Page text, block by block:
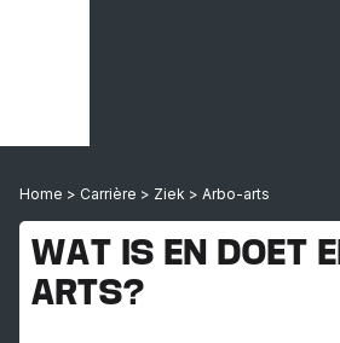
Home > Carrière > Ziek > Arbo-arts
WAT IS EN DOET
ARTS?